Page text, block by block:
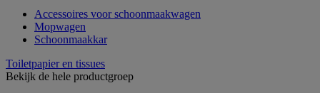
Accessoires voor schoonmaakwagen
Mopwagen
Schoonmaakkar
Toiletpapier en tissues
Bekijk de hele productgroep